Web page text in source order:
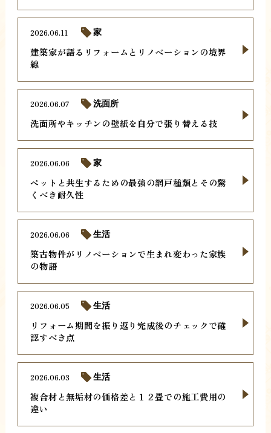
建築家が語るリフォームとリノベーションの境界
線
2026.06.11 家
洗面所やキッチンの壁紙を自分で張り替える技
2026.06.07 洗面所
ペットと共生するための最強の網戸種類とその驚
くべき耐久性
2026.06.06 家
築古物件がリノベーションで生まれ変わった家族
の物語
2026.06.06 生活
リフォーム期間を振り返り完成後のチェックで確
認すべき点
2026.06.05 生活
複合材と無垢材の価格差と１２畳での施工費用の
違い
2026.06.03 生活